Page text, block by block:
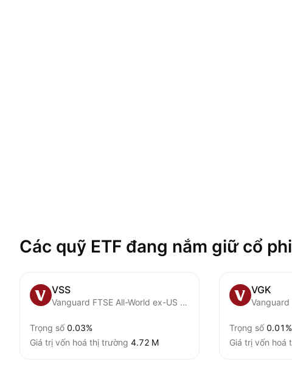
Các quỹ ETF đang nắm giữ cổ
VSS
Vanguard FTSE All-World ex-US Small-Cap ETF
Trọng số 0.03%
Giá trị vốn hoá thị trường ‪4.72 M‬
VGK
Vanguard
Trọng số 0.01%
Giá trị vốn hoá